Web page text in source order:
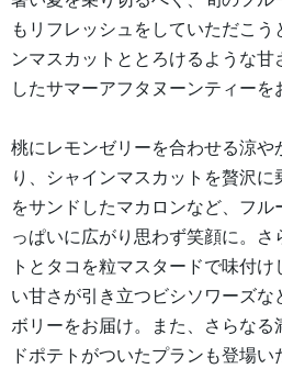
もリフレッシュをしていただこう
ンマスカットととろけるような甘
したサマーアフタヌーンティーを
桃にレモンゼリーを合わせる涼や
り、シャインマスカットを贅沢
をサンドしたマカロンなど、フ
っぱいに広がり思わず笑顔に。さ
トとタコを粒マスタードで味付
い甘さが引き立つビシソワーズな
ボリーをお届け。また、さらなる
ドポテトがついたプランも登場い